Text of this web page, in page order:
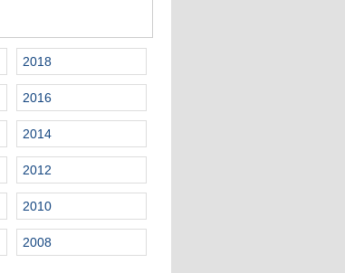
2018
2016
2014
2012
2010
2008